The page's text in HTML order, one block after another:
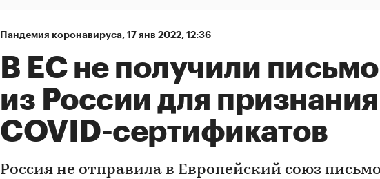
Пандемия коронавируса, 17 янв 2022, 12:36
В ЕС не получили письмо
из России для признания
COVID-сертификатов
Россия не отправила в Европейский союз